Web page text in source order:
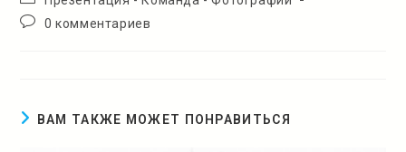
записи:
Комментарии
0 комментариев
ВАМ ТАКЖЕ МОЖЕТ ПОНРАВИТЬСЯ